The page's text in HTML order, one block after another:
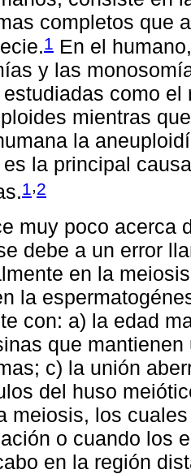
completos que
1 En el
y las
como
mientras
la
la principal
1,2
muy poco acerca
debe a un error
en la
la
con: a) la edad
que
c) la unión
del huso
meiosis, los
o cuando los
en la región